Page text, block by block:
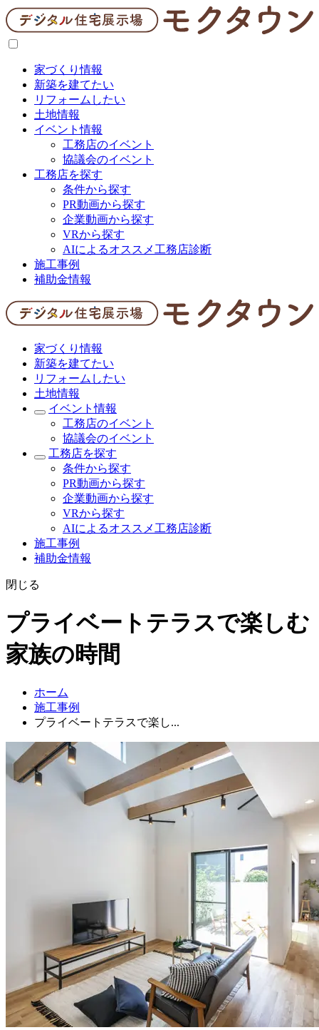
家づくり情報
新築を建てたい
リフォームしたい
土地情報
イベント情報
工務店のイベント
協議会のイベント
工務店を探す
条件から探す
PR動画から探す
企業動画から探す
VRから探す
AIによるオススメ工務店診断
施工事例
補助金情報
家づくり情報
新築を建てたい
リフォームしたい
土地情報
イベント情報
工務店のイベント
協議会のイベント
工務店を探す
条件から探す
PR動画から探す
企業動画から探す
VRから探す
AIによるオススメ工務店診断
施工事例
補助金情報
閉じる
プライベートテラスで楽しむ
家族の時間
ホーム
施工事例
プライベートテラスで楽し...